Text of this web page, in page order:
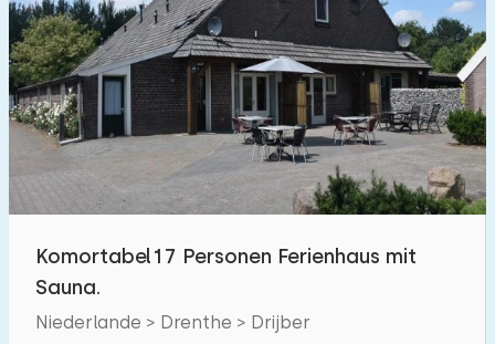
1 2 3
Badezimmer:
1 2 4 5
Entfernungen
Von Drijber(max. km):
Komortabel17 Personen Ferienhaus mit
Sauna.
Niederlande > Drenthe > Drijber